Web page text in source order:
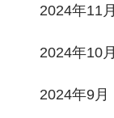
2024年11月
2024年10月
2024年9月